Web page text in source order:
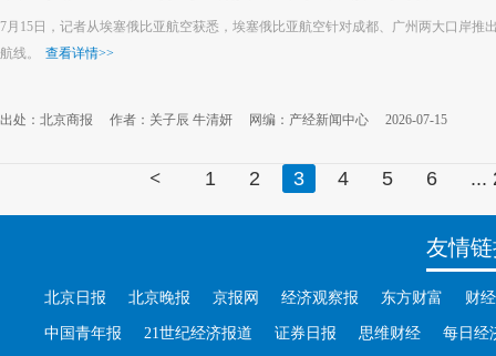
7月15日，记者从埃塞俄比亚航空获悉，埃塞俄比亚航空针对成都、广州两大口岸推
航线。
查看详情>>
出处：北京商报 作者：关子辰 牛清妍 网编：产经新闻中心 2026-07-15
< 1 2 3 4 5 6 ...
友情
北京日报 北京晚报 京报网 经济观察报 东方财富 财
中国青年报 21世纪经济报道 证券日报 思维财经 每日经